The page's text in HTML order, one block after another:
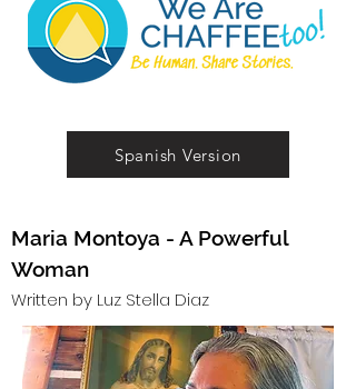
Spanish Version
Maria Montoya - A Powerful
Woman
Written by Luz Stella Diaz